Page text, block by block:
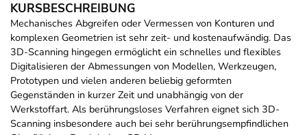
KURSBESCHREIBUNG
Mechanisches Abgreifen oder Vermessen von Konturen und
komplexen Geometrien ist sehr zeit- und kostenaufwändig. Das
3D-Scanning hingegen ermöglicht ein schnelles und flexibles
Digitalisieren der Abmessungen von Modellen, Werkzeugen,
Prototypen und vielen anderen beliebig geformten
Gegenständen in kurzer Zeit und unabhängig von der
Werkstoffart. Als berührungsloses Verfahren eignet sich 3D-
Scanning insbesondere auch bei sehr berührungsempfindlichen